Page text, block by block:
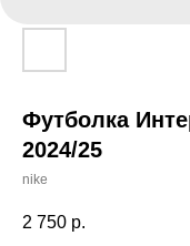
Футболка
2024/25
nike
2 750 р.